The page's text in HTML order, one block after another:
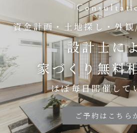
資金計画・土地探し・外
設計士に
家づくり無料
ほぼ毎日開催して
ご予約はこちら